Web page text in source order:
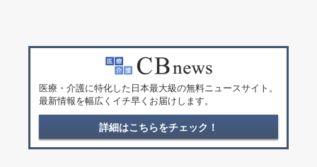
医療・介護に特化した日本最大級の無料ニュースサイト。
最新情報を幅広くイチ早くお届けします。
詳細はこちらをチェック！